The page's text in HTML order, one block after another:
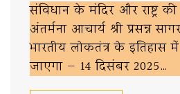
संविधान के मंदिर और राष्ट्र
अंतर्मना आचार्य श्री प्रसन्न
भारतीय लोकतंत्र के इतिहास में
जाएगा — 14 दिसंबर 2025…